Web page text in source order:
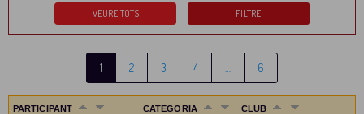
1 2 3 4 6
PARTICIPANT CATEGORIA CLUB